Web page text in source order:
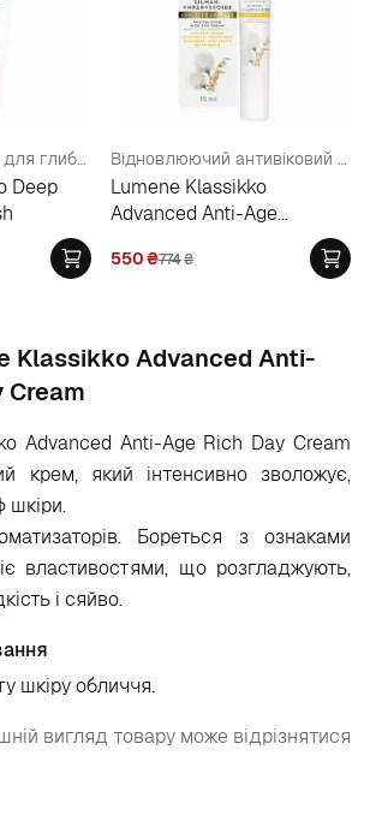
Гель для обличчя для глибокого очищення для всіх типів шкіри
Deep
Відновлюючий антивіковий крем для очей
Lumene Klassikko
Advanced Anti-Age
Cream
550₴774₴
Klassikko Advanced Anti-
Cream
Advanced Anti-Age Rich Day Cream
крем, який інтенсивно зволожує,
шкіри.
Бореться з ознаками
властивостями, що розгладжують,
і сяйво.
шкіру обличчя.
вигляд товару може відрізнятися